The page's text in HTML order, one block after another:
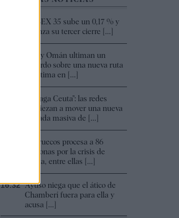
El IBEX 35 sube un 0,17 % y
alcanza su tercer cierre [...]
Irán y Omán ultiman un
acuerdo sobre una nueva ruta
marítima en [...]
"Haraga Ceuta": las redes
empiezan a mover una nueva
entrada masiva de [...]
Marruecos procesa a 86
personas por la crisis de
Ceuta, entre ellas [...]
16:32 Ayuso niega que el ático de
Chamberí fuera para ella y
acusa [...]